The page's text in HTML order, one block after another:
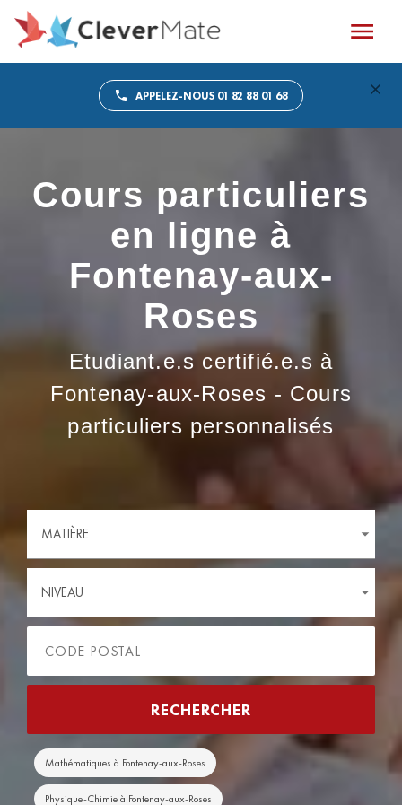
APPELEZ-NOUS 01 82 88 01 68
Cours particuliers
en ligne à
Fontenay-aux-
Roses
Etudiant.e.s certifié.e.s à
Fontenay-aux-Roses - Cours
particuliers personnalisés
MATIÈRE
NIVEAU
Mathématiques à Fontenay-aux-Roses
Physique-Chimie à Fontenay-aux-Roses